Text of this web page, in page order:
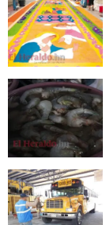
minute,
51
seconds